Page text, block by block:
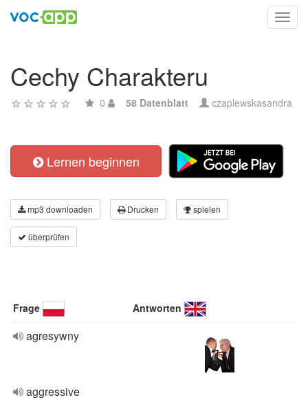
Cechy Charakteru
0 58 Datenblatt czaplewskasandra
Lernen beginnen
mp3 downloaden Drucken spielen
überprüfen
Frage Antworten
agresywny
aggressive